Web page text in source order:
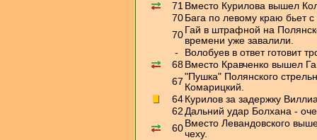
71 Вместо Курилова вышел
70 Бага по левому краю бьет
70 Гай в штрафной на
времени уже завалили.
-
Волобуев в ответ готовит
68 Вместо Кравченко вышел
67 "Пушка" Полянского
Комарицкий.
64 Курилов за задержку
62 Дальний удар Болхана -
60 Вместо Левандовского
чеху.